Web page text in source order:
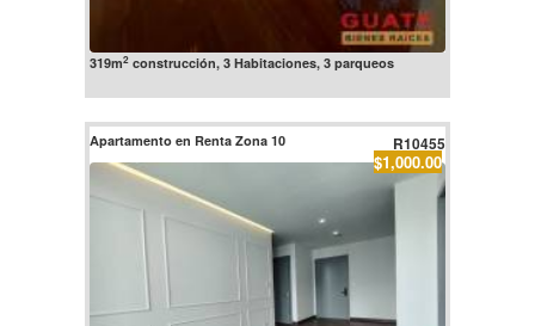
319m2construcción, 3 Habitaciones, 3 parqueos
Apartamento en Renta Zona 10 R10455
$1,000.00